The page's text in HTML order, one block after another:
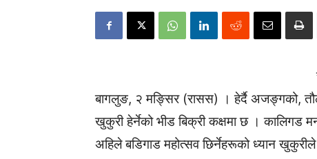
बागलुङ, २ मङ्सिर (रासस) । हेर्दै अजङ्गको,
खुकुरी हेर्नेको भीड बिक्री कक्षमा छ । कालिगड
अहिले बडिगाड महोत्सव छिर्नेहरूको ध्यान